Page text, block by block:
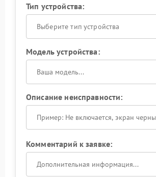
Тип устройства:
Выберите тип устройства
Модель устройства:
Описание неисправности:
Комментарий к заявке: